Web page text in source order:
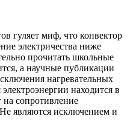
гуляет миф, что конвектор
электричества ниже
прочитать школьные
а научные публикации
нагревательных
находится в
на сопротивление
являются исключением и